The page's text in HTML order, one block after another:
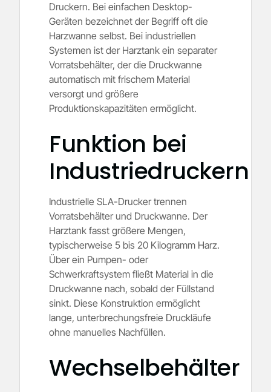
Druckern. Bei einfachen Desktop-
Geräten bezeichnet der Begriff oft die
Harzwanne selbst. Bei industriellen
Systemen ist der Harztank ein separater
Vorratsbehälter, der die Druckwanne
automatisch mit frischem Material
versorgt und größere
Produktionskapazitäten ermöglicht.
Funktion bei
Industriedruckern
Industrielle SLA-Drucker trennen
Vorratsbehälter und Druckwanne. Der
Harztank fasst größere Mengen,
typischerweise 5 bis 20 Kilogramm Harz.
Über ein Pumpen- oder
Schwerkraftsystem fließt Material in die
Druckwanne nach, sobald der Füllstand
sinkt. Diese Konstruktion ermöglicht
lange, unterbrechungsfreie Druckläufe
ohne manuelles Nachfüllen.
Wechselbehälter